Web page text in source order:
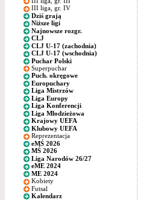
III liga, gr. IV
Dziś grają
Niższe ligi
Najnowsze rozgr.
CLJ
CLJ U-17 (zachodnia)
CLJ U-17 (wschodnia)
Puchar Polski
Superpuchar
Puch. okręgowe
Europuchary
Liga Mistrzów
Liga Europy
Liga Konferencji
Liga Młodzieżowa
Krajowy UEFA
Klubowy UEFA
Reprezentacja
eMŚ 2026
MŚ 2026
Liga Narodów 26/27
eME 2024
ME 2024
Kobiety
Futsal
Kalendarz